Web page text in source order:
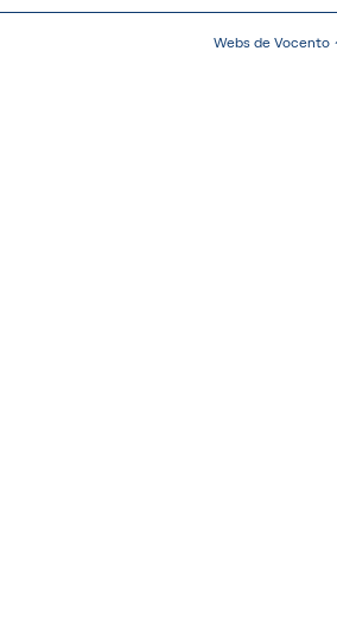
Webs de Vocento